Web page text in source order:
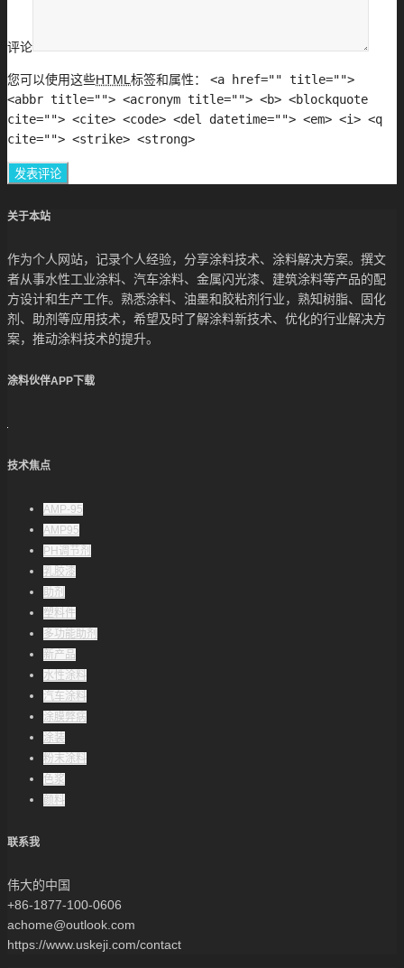
评论
您可以使用这些HTML 标签和属性： <a href="" title="">
<abbr title=""> <acronym title=""> <b> <blockquote
cite=""> <cite> <code> <del datetime=""> <em> <i> <q
cite=""> <strike> <strong>
关于本站
作为个人网站，记录个人经验，分享涂料技术、涂料解决方案。撰文
者从事水性工业涂料、汽车涂料、金属闪光漆、建筑涂料等产品的配
方设计和生产工作。熟悉涂料、油墨和胶粘剂行业，熟知树脂、固化
剂、助剂等应用技术，希望及时了解涂料新技术、优化的行业解决方
案，推动涂料技术的提升。
涂料伙伴APP下载
技术焦点
AMP-95
AMP95
PH调节剂
乳胶漆
助剂
塑料件
多功能助剂
新产品
水性涂料
汽车涂料
涂膜弊病
涂装
粉末涂料
色浆
颜料
联系我
伟大的中国
+86-1877-100-0606
achome@outlook.com
https://www.uskeji.com/contact